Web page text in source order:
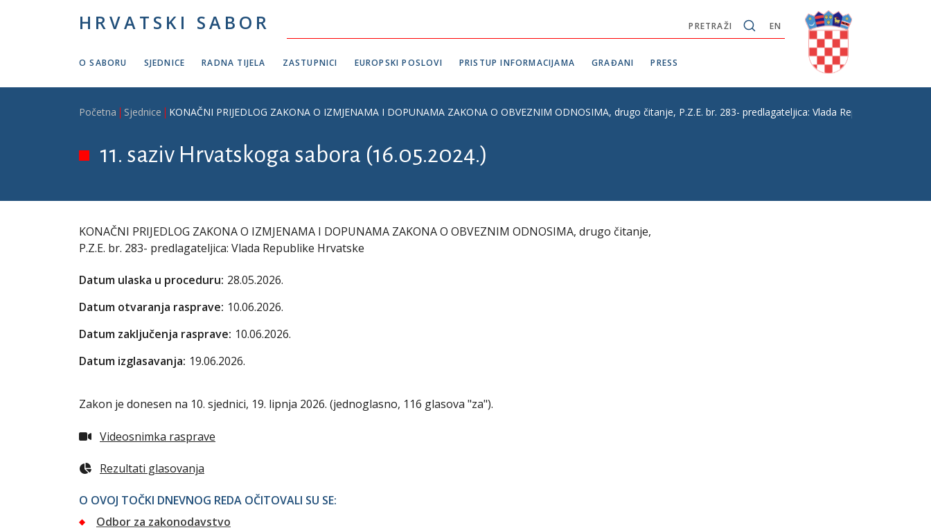
HRVATSKI SABOR EN
PRETRAŽI
O SABORU SJEDNICE RADNA TIJELA ZASTUPNICI EUROPSKI POSLOVI PRISTUP INFORMACIJAMA GRAĐANI PRESS
Breadcrumb
Početna Sjednice KONAČNI PRIJEDLOG ZAKONA O IZMJENAMA I DOPUNAMA ZAKONA O OBVEZNIM ODNOSIMA, drugo čitanje, P.Z.E. br. 283- predlagateljica: Vlada Republike Hrvatske
11. saziv Hrvatskoga sabora (16.05.2024.)
KONAČNI PRIJEDLOG ZAKONA O IZMJENAMA I DOPUNAMA ZAKONA O OBVEZNIM ODNOSIMA, drugo čitanje,
P.Z.E. br. 283- predlagateljica: Vlada Republike Hrvatske
Datum ulaska u proceduru: 28.05.2026.
Datum otvaranja rasprave: 10.06.2026.
Datum zaključenja rasprave: 10.06.2026.
Datum izglasavanja: 19.06.2026.
Zakon je donesen na 10. sjednici, 19. lipnja 2026. (jednoglasno, 116 glasova "za").
Videosnimka rasprave
Rezultati glasovanja
O OVOJ TOČKI DNEVNOG REDA OČITOVALI SU SE:
Odbor za zakonodavstvo